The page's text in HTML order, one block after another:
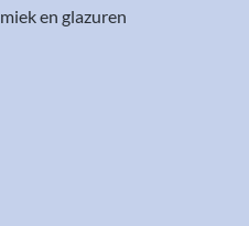
en glazuren